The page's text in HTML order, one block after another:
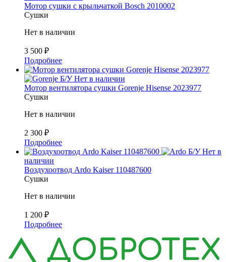
Мотор сушки с крыльчаткой Bosch 2010002
Сушки
Нет в наличии
3 500 ₽
Подробнее
Б/У Нет в наличии
Мотор вентилятора сушки Gorenje Hisense 2023977
Сушки
Нет в наличии
2 300 ₽
Подробнее
Б/У Нет в
наличии
Воздухоотвод Ardo Kaiser 110487600
Сушки
Нет в наличии
1 200 ₽
Подробнее